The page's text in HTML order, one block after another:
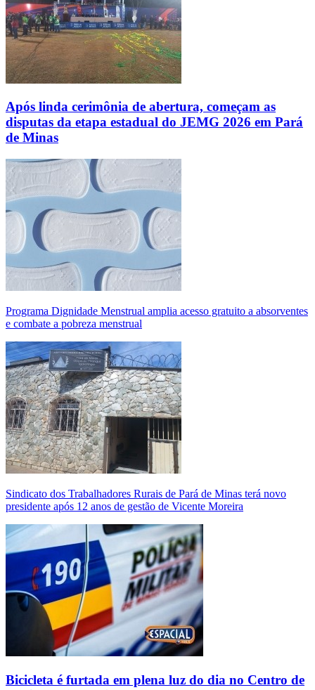
Após linda cerimônia de abertura, começam as
disputas da etapa estadual do JEMG 2026 em Pará
de Minas
Programa Dignidade Menstrual amplia acesso gratuito a absorventes
e combate a pobreza menstrual
Sindicato dos Trabalhadores Rurais de Pará de Minas terá novo
presidente após 12 anos de gestão de Vicente Moreira
Bicicleta é furtada em plena luz do dia no Centro de